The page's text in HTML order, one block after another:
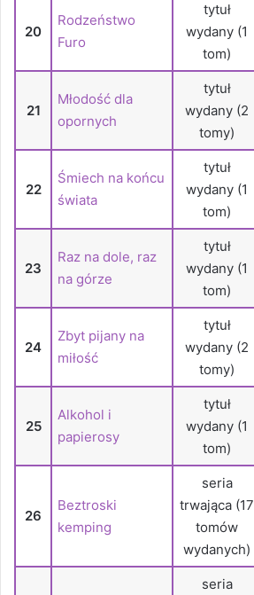
20
Rodzeństwo
Furo
tytuł
wydany (1
tom)
21
Młodość dla
opornych
tytuł
wydany (2
tomy)
22
Śmiech na końcu
świata
tytuł
wydany (1
tom)
23
Raz na dole, raz
na górze
tytuł
wydany (1
tom)
24
Zbyt pijany na
miłość
tytuł
wydany (2
tomy)
25
Alkohol i
papierosy
tytuł
wydany (1
tom)
26
Beztroski
kemping
seria
trwająca (17
tomów
wydanych)
seria